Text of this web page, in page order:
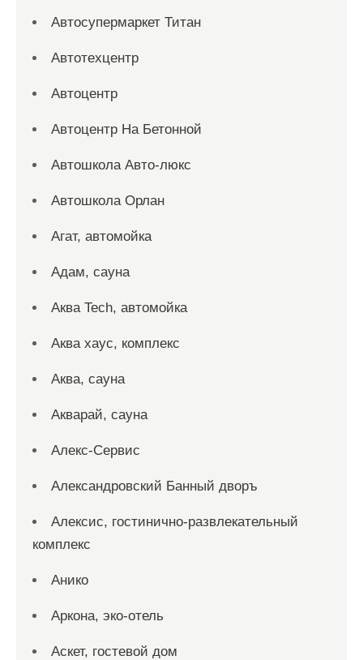
Автосупермаркет Титан
Автотехцентр
Автоцентр
Автоцентр На Бетонной
Автошкола Авто-люкс
Автошкола Орлан
Агат, автомойка
Адам, сауна
Аква Tech, автомойка
Аква хаус, комплекс
Аква, сауна
Акварай, сауна
Алекс-Сервис
Александровский Банный дворъ
Алексис, гостинично-развлекательный
комплекс
Анико
Аркона, эко-отель
Аскет, гостевой дом